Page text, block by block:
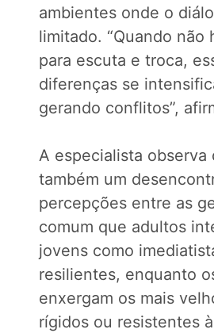
ambientes onde o
limitado. “Quando não
para escuta e troca,
diferenças se
gerando conflitos”,
A especialista observa
também um
percepções entre as
comum que adultos
jovens como
resilientes, enquanto
enxergam os mais
rígidos ou resistentes à